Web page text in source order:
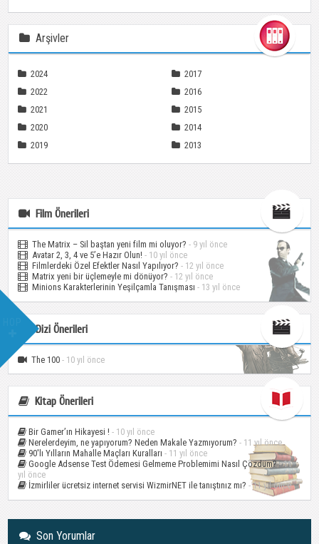
Arşivler
2024
2022
2021
2020
2019
2017
2016
2015
2014
2013
Film Önerileri
The Matrix – Sil baştan yeni film mi oluyor? - 9 yıl önce
Avatar 2, 3, 4 ve 5’e Hazır Olun! - 10 yıl önce
Filmlerdeki Özel Efektler Nasıl Yapılıyor? - 12 yıl önce
Matrix yeni bir üçlemeyle mi dönüyor? - 12 yıl önce
Minions Karakterlerinin Yeşilçamla Tanışması - 13 yıl önce
Dizi Önerileri
The 100 - 10 yıl önce
Kitap Önerileri
Bir Gamer’ın Hikayesi ! - 10 yıl önce
Nerelerdeyim, ne yapıyorum? Neden Makale Yazmıyorum? - 11 yıl önce
90′lı Yılların Mahalle Maçları Kuralları - 11 yıl önce
Google Adsense Test Ödemesi Gelmeme Problemimi Nasıl Çözdüm?- 11
yıl önce
İzmirliler ücretsiz internet servisi WizmirNET ile tanıştınız mı? - 11 yıl önce
Son Yorumlar